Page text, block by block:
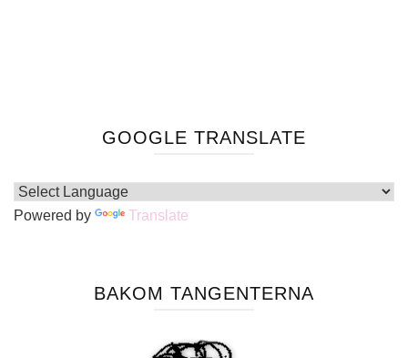
GOOGLE TRANSLATE
Powered by Translate
BAKOM TANGENTERNA